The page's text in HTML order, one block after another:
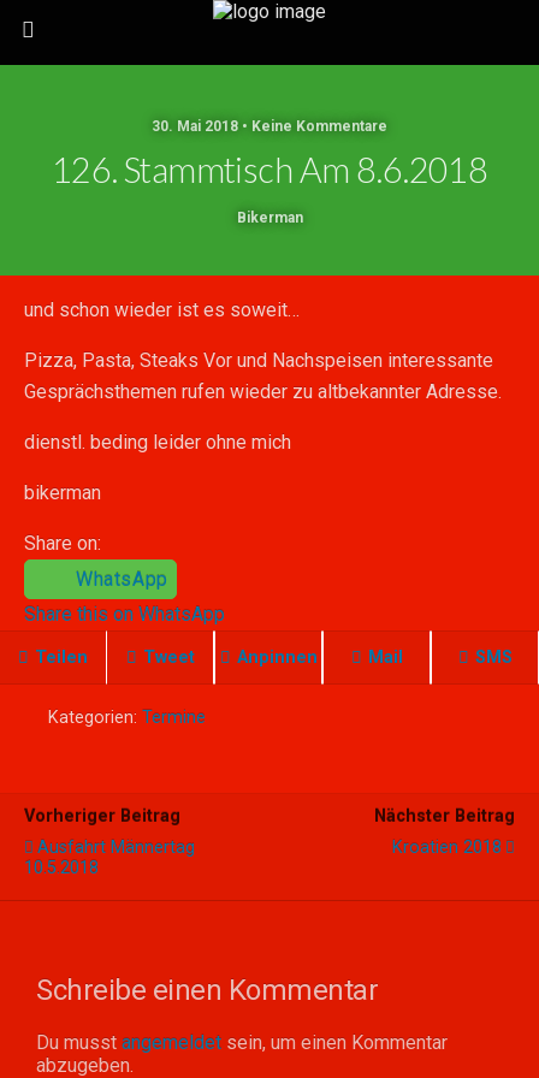
30. Mai 2018 • Keine Kommentare
126. Stammtisch Am 8.6.2018
Bikerman
und schon wieder ist es soweit…
Pizza, Pasta, Steaks Vor und Nachspeisen interessante
Gesprächsthemen rufen wieder zu altbekannter Adresse.
dienstl. beding leider ohne mich
bikerman
Share on:
WhatsApp
Share this on WhatsApp
Teilen Tweet Anpinnen Mail SMS
Kategorien: Termine
Vorheriger Beitrag
Ausfahrt Männertag
10.5.2018
Nächster Beitrag
Kroatien 2018
Schreibe einen Kommentar
Du musst angemeldet sein, um einen Kommentar
abzugeben.